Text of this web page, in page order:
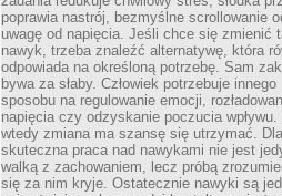
poprawia nastrój, bezmyślne scrollowanie
uwagę od napięcia. Jeśli chce się zmienić
nawyk, trzeba znaleźć alternatywę, która
odpowiada na określoną potrzebę. Sam
bywa za słaby. Człowiek potrzebuje innego
sposobu na regulowanie emocji,
napięcia czy odzyskanie poczucia wpływu.
wtedy zmiana ma szansę się utrzymać.
skuteczna praca nad nawykami nie jest
walką z zachowaniem, lecz próbą
się za nim kryje. Ostatecznie nawyki są